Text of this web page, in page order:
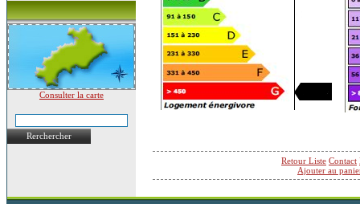
Consulter la carte
Rerchercher
Retour Liste Contact
Ajouter au